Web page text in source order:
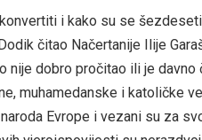
i kako su se
čitao Načertanije Ilije
nije dobro pročitao ili je
muhamedanske i katoličke
Evrope i vezani su za